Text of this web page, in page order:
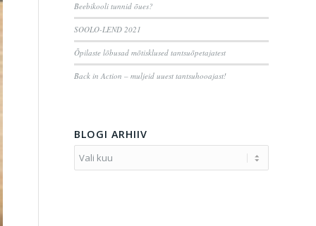
Beebikooli tunnid õues?
SOOLO-LEND 2021
Õpilaste lõbusad mõtisklused tantsuõpetajatest
Back in Action – muljeid uuest tantsuhooajast!
BLOGI ARHIIV